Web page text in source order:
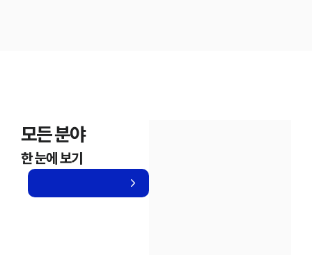
모든 분야
한 눈에 보기